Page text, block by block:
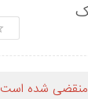
منقضی شده است